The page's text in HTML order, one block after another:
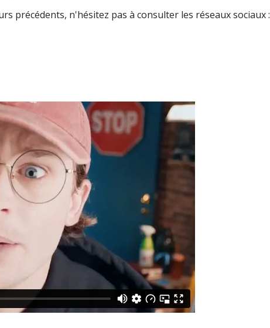
précédents, n'hésitez pas à consulter les réseaux sociaux :